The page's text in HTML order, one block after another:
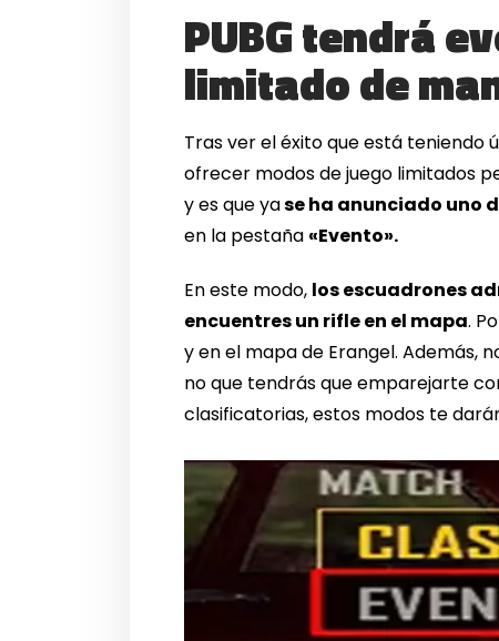
PUBG tendrá
limitado de
Tras ver el éxito que está
ofrecer modos de juego limitados
y es que yase ha anunciado uno
en la pestaña «Evento».
En este modo, los escuadrones
encuentres un rifle en el mapa.
y en el mapa de Erangel. Además,
no que tendrás que emparejarte
clasificatorias, estos modos te